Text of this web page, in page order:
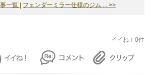
事一覧 | フェンダーミラー仕様のジム ... >>
イイね！0件